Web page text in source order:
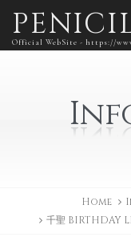
Official WebSite - https://
Home
千聖 BIRTHDAY